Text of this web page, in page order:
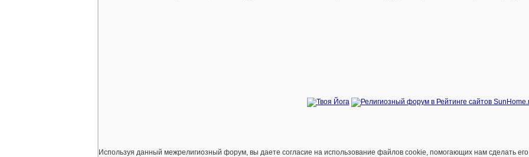
Используя данный межрелигиозный форум, вы даете согласие на использование файлов cookie, помогающих нам сделать